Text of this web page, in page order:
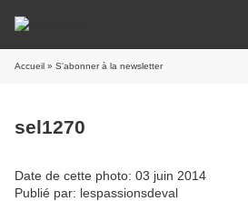
Accueil » S'abonner à la newsletter
sel1270
Date de cette photo: 03 juin 2014
Publié par: lespassionsdeval